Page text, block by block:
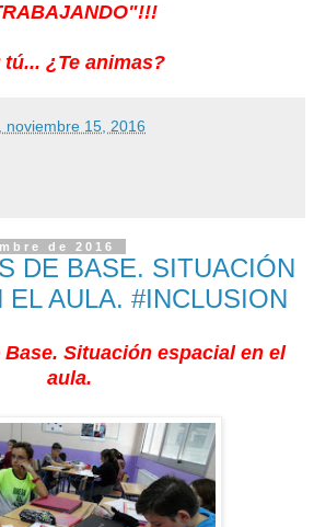
tú... ¿Te animas?
noviembre 15, 2016
de 2016
DE BASE. SITUACIÓN
EL AULA. #INCLUSION
Situación espacial en el
aula.